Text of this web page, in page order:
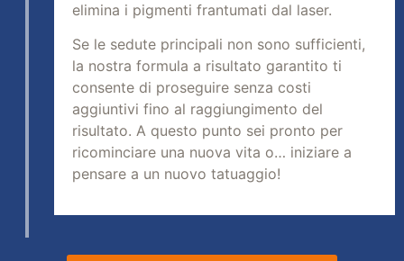
elimina i pigmenti frantumati dal laser.
Se le sedute principali non sono sufficienti,
la nostra formula a risultato garantito ti
consente di proseguire senza costi
aggiuntivi fino al raggiungimento del
risultato. A questo punto sei pronto per
ricominciare una nuova vita o… iniziare a
pensare a un nuovo tatuaggio!